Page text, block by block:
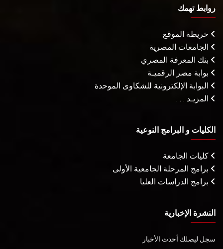
روابط تهمك
خريطة الموقع
الجامعات المصرية
بنك المعرفة المصري
بوابة مصر الرقميـة
البوابة الإلكترونية للشكاوى الموحدة
المزيـد . . .
الكليات و البرامج النوعية
كليات الجامعة
برامج المرحلة الجامعية الأولى
برامج الدراسات العليا
النشرة الإخبارية
سجل ليصلك أحدث الأخبار